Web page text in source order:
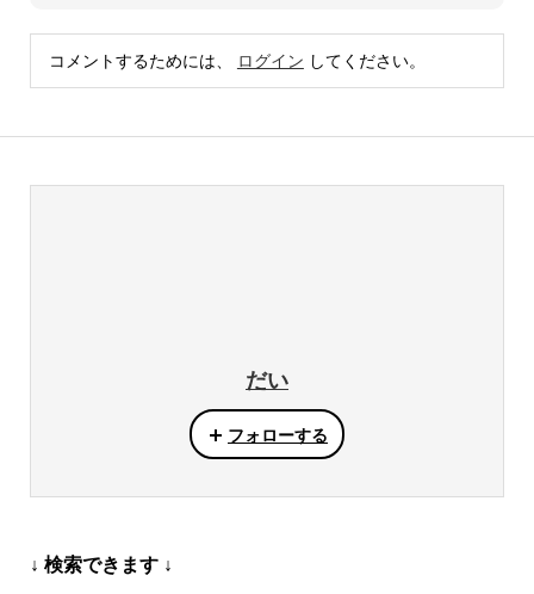
コメントするためには、 ログイン してください。
だい
フォローする
↓ 検索できます ↓